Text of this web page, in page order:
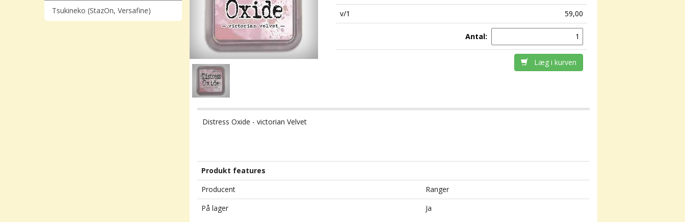
Tsukineko (StazOn, Versafine)
v/1
59,00
Antal:
Læg i kurven
Distress Oxide - victorian Velvet
Produkt features
Producent
Ranger
På lager
Ja